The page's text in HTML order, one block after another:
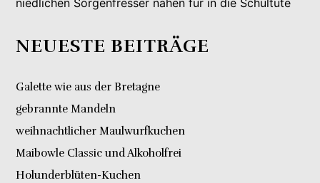
niedlichen Sorgenfresser nähen für in die Schultüte
NEUESTE BEITRÄGE
Galette wie aus der Bretagne
gebrannte Mandeln
weihnachtlicher Maulwurfkuchen
Maibowle Classic und Alkoholfrei
Holunderblüten-Kuchen